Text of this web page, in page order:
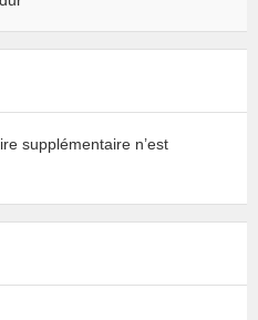
supplémentaire n’est